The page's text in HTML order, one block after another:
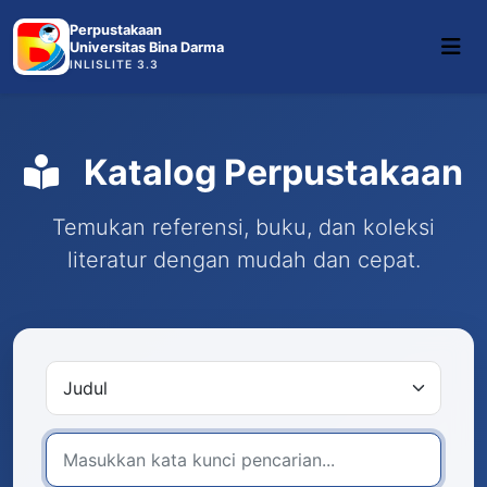
Perpustakaan
Universitas Bina Darma
INLISLITE 3.3
Katalog Perpustakaan
Temukan referensi, buku, dan koleksi
literatur dengan mudah dan cepat.